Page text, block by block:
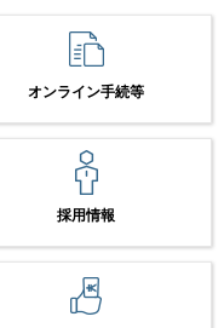
オンライン手続等
採用情報